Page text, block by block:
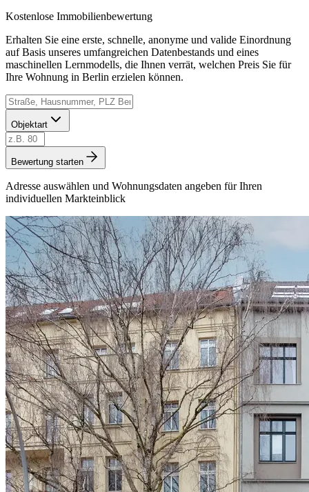
Kostenlose Immobilienbewertung
Erhalten Sie eine erste, schnelle, anonyme und valide Einordnung
auf Basis unseres umfangreichen Datenbestands und eines
maschinellen Lernmodells, die Ihnen verrät, welchen Preis Sie für
Ihre Wohnung in Berlin erzielen können.
Objektart
Bewertung starten
Adresse auswählen und Wohnungsdaten angeben für Ihren
individuellen Markteinblick